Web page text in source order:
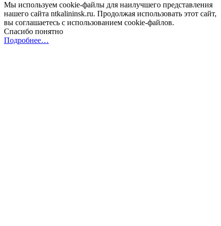
Мы используем cookie-файлы для наилучшего представления
нашего сайта ntkalininsk.ru. Продолжая использовать этот сайт,
вы соглашаетесь с использованием cookie-файлов.
Спасибо понятно
Подробнее…